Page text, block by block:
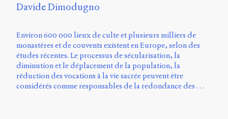
Université
Sherbrooke
Campus
de
Longueuil
Local
B1-
Davide Dimodugno
Environ 600 000 lieux de culte et plusieurs milliers de
monastères et de couvents existent en Europe, selon des
études récentes. Le processus de sécularisation, la
diminution et le déplacement de la population, la
réduction des vocations à la vie sacrée peuvent être
considérés comme responsables de la redondance des …